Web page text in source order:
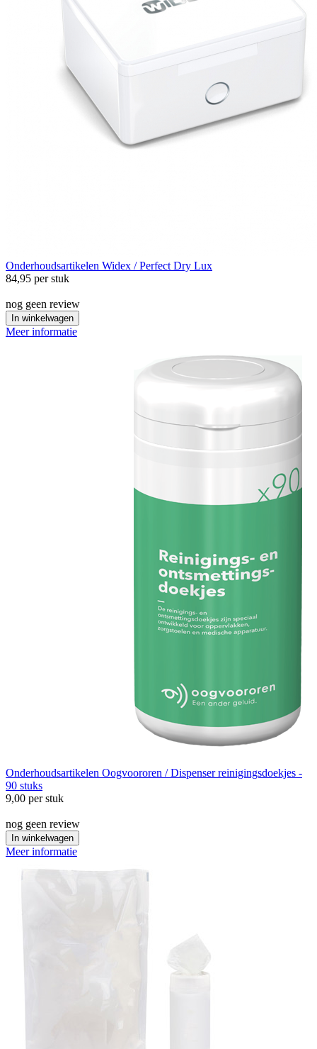
Onderhoudsartikelen Widex / Perfect Dry Lux
84,95 per stuk
nog geen review
In winkelwagen
Meer informatie
Onderhoudsartikelen Oogvoororen / Dispenser reinigingsdoekjes -
90 stuks
9,00 per stuk
nog geen review
In winkelwagen
Meer informatie